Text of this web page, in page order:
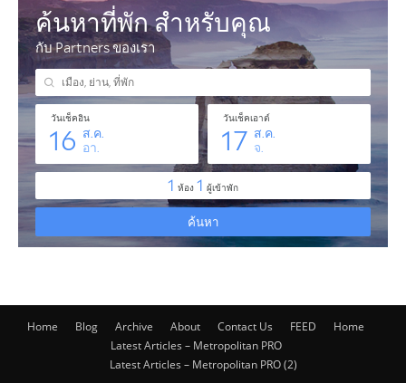
Home Blog Archive About Contact Us FEED
Home
Latest Articles – Metropolitan PRO
Latest Articles – Metropolitan PRO (2)